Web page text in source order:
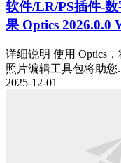
软件/LR/PS插件-
果 Optics 2026.0.0
详细说明 使用 Optics
照片编辑工具包将助您
2025-12-01